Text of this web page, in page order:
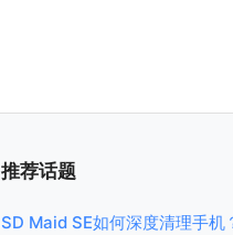
推荐话题
SD Maid SE如何深度清理手机